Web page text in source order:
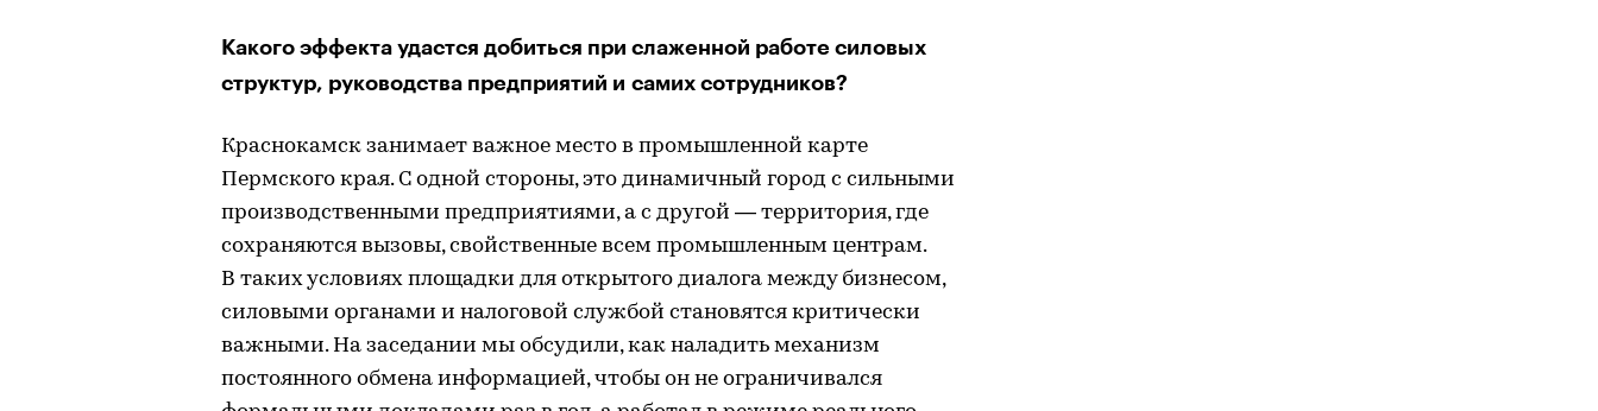
Какого эффекта удастся добиться при слаженной работе силовых
структур, руководства предприятий и самих сотрудников?
Краснокамск занимает важное место в промышленной карте
Пермского края. С одной стороны, это динамичный город с сильными
производственными предприятиями, а с другой — территория, где
сохраняются вызовы, свойственные всем промышленным центрам.
В таких условиях площадки для открытого диалога между бизнесом,
силовыми органами и налоговой службой становятся критически
важными. На заседании мы обсудили, как наладить механизм
постоянного обмена информацией, чтобы он не ограничивался